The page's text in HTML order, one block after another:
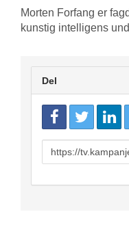
Morten Forfang er
kunstig intelligens
Del
URL
to